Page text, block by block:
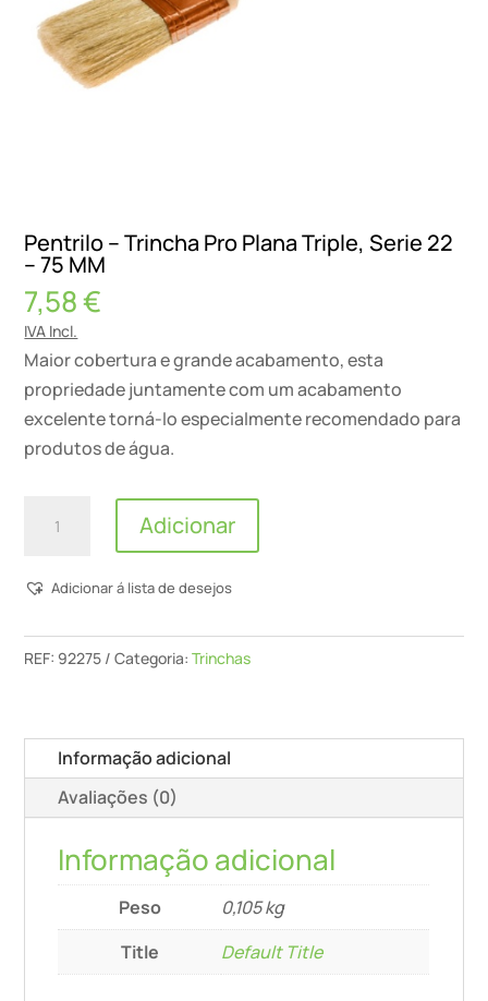
Pentrilo – Trincha Pro Plana Triple, Serie 22
– 75 MM
7,58€
IVA Incl.
Maior cobertura e grande acabamento, esta
propriedade juntamente com um acabamento
excelente torná-lo especialmente recomendado para
produtos de água.
Quantidade
-
Pro
Serie
22
Adicionar
Adicionar á lista de desejos
REF: 92275 Categoria:Trinchas
Informação adicional
Avaliações (0)
Informação adicional
Peso
0,105 kg
Title
Default Title